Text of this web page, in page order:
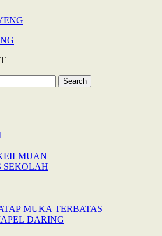
SEKOLAH
MUKA TERBATAS
DARING